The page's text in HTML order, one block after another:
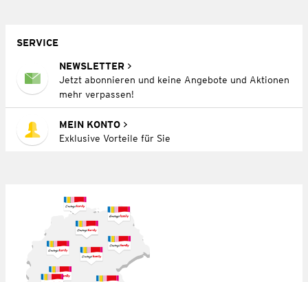
SERVICE
NEWSLETTER
Jetzt abonnieren und keine Angebote und Aktionen
mehr verpassen!
MEIN KONTO
Exklusive Vorteile für Sie